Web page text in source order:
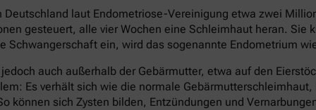
laut Endometriose-Vereinigung etwa zwei
gesteuert, alle vier Wochen eine Schleimhaut heran. Sie
Schwangerschaft ein, wird das sogenannte Endometrium
auch außerhalb der Gebärmutter, etwa auf den
Es verhält sich wie die normale
können sich Zysten bilden, Entzündungen und